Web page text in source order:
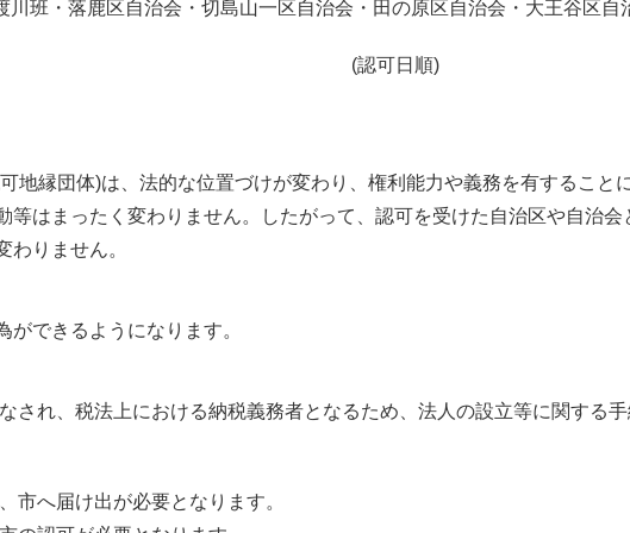
川班・落鹿区自治会・切島山一区自治会・田の原区自治会・大王谷区自
(認可日順)
地縁団体)は、法的な位置づけが変わり、権利能力や義務を有すること
等はまったく変わりません。したがって、認可を受けた自治区や自治会
わりません。
ができるようになります。
され、税法上における納税義務者となるため、法人の設立等に関する手
市へ届け出が必要となります。